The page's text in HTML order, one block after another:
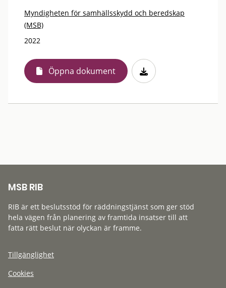
Myndigheten för samhällsskydd och beredskap
(MSB)
2022
Öppna dokument
MSB RIB
RIB är ett beslutsstöd för räddningstjänst som ger stöd
hela vägen från planering av framtida insatser till att
fatta rätt beslut när olyckan är framme.
Tillgänglighet
Cookies